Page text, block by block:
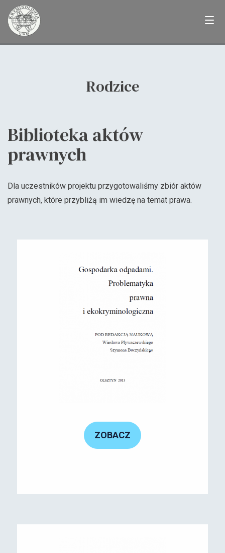
content
Rodzice
Biblioteka aktów
prawnych
Dla uczestników projektu przygotowaliśmy zbiór aktów
prawnych, które przybliżą im wiedzę na temat prawa.
ZOBACZ